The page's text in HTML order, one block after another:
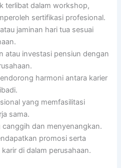
terlibat dalam workshop,
sertifikasi profesional.
jaminan hari tua sesuai
atau investasi pensiun dengan
harmoni antara karier
yang memfasilitasi
sama.
canggih dan menyenangkan.
promosi serta
di dalam perusahaan.